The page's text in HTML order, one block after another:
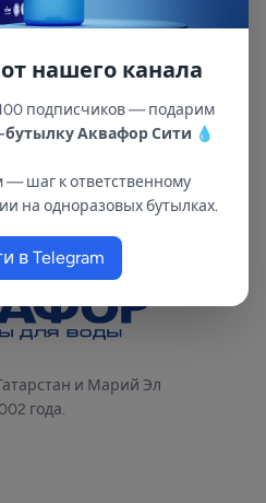
7 см.Всесторонняя
включая хлор,
(в т. ч. фенолы),
налет.
и Марий Эл
года.
нашего канала
подписчиков — подарим
Аквафор Сити 💧
— шаг к ответственному
на одноразовых бутылках.
в Telegram